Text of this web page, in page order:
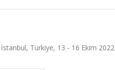
Türkiye, 13 - 16 Ekim